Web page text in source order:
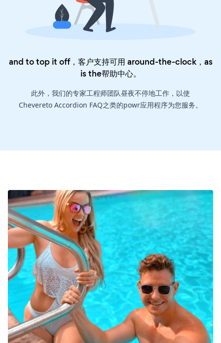
and to top it off，客户支持可用 around-the-clock，as
is the帮助中心。
此外，我们的专家工程师团队昼夜不停地工作，以使
Chevereto Accordion FAQ之类的powr应用程序为您服务。